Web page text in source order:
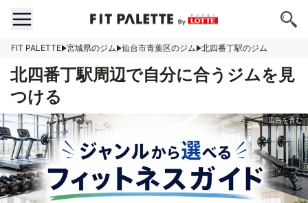
FIT PALETTE 宮城県のジム 仙台市青葉区のジム 北四番丁駅のジム
北四番丁駅周辺で自分に合うジムを見
つける